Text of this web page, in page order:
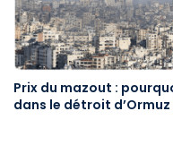
Prix du mazout :
dans le détroit